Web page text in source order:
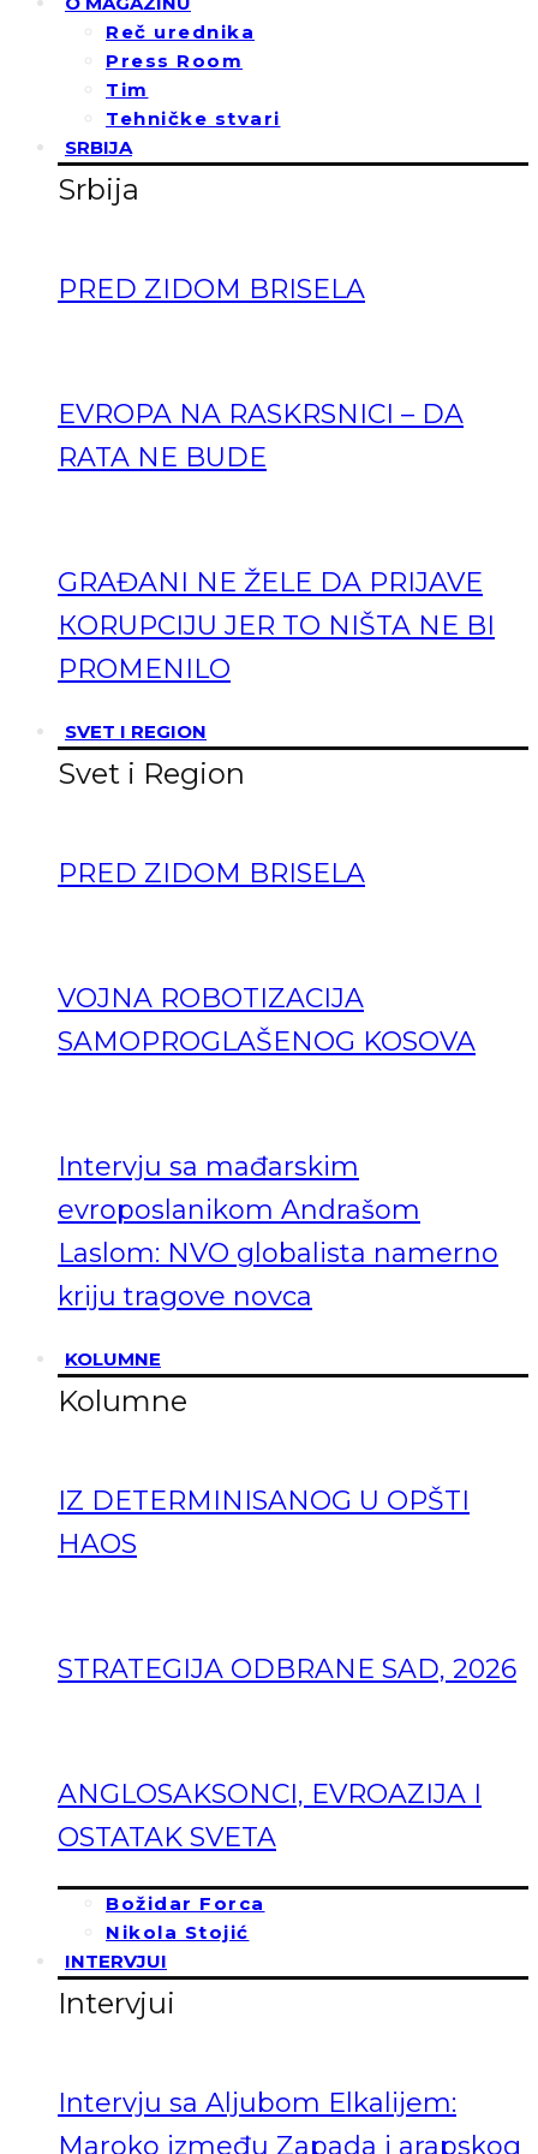
Reč urednika
Press Room
Tim
Tehničke stvari
SRBIJA
Srbija
PRED ZIDOM BRISELA
EVROPA NA RASKRSNICI – DA
RATA NE BUDE
GRAĐANI NE ŽELE DA PRIJAVE
КORUPCIJU JER TO NIŠTA NE BI
PROMENILO
SVET I REGION
Svet i Region
PRED ZIDOM BRISELA
VOJNA ROBOTIZACIJA
SAMOPROGLAŠENOG KOSOVA
Intervju sa mađarskim
evroposlanikom Andrašom
Laslom: NVO globalista namerno
kriju tragove novca
KOLUMNE
Kolumne
IZ DETERMINISANOG U OPŠTI
HAOS
STRATEGIJA ODBRANE SAD, 2026
ANGLOSAKSONCI, EVROAZIJA I
OSTATAK SVETA
Božidar Forca
Nikola Stojić
INTERVJUI
Intervjui
Intervju sa Aljubom Elkalijem:
Maroko između Zapada i arapskog